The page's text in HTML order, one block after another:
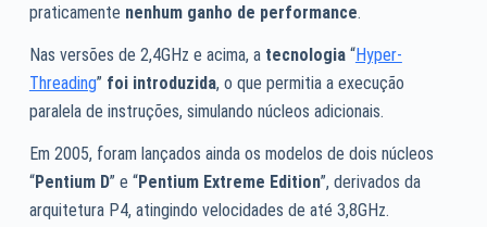
praticamente nenhum ganho de performance.
Nas versões de 2,4GHz e acima, atecnologia “Hyper-
Threading” foi introduzida, o que permitia a execução
paralela de instruções, simulando núcleos adicionais.
Em 2005, foram lançados ainda os modelos de dois núcleos
“Pentium D” e “Pentium Extreme Edition”, derivados da
arquitetura P4, atingindo velocidades de até 3,8GHz.